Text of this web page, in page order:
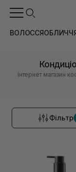
ВОЛОССЯ
Інтернет магазин
Фільтр